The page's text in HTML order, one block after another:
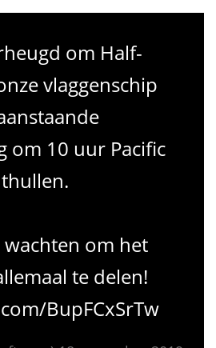
om Half-
vlaggenschip
om 10 uur Pacific
om het
te delen!
BupFCxSrTw